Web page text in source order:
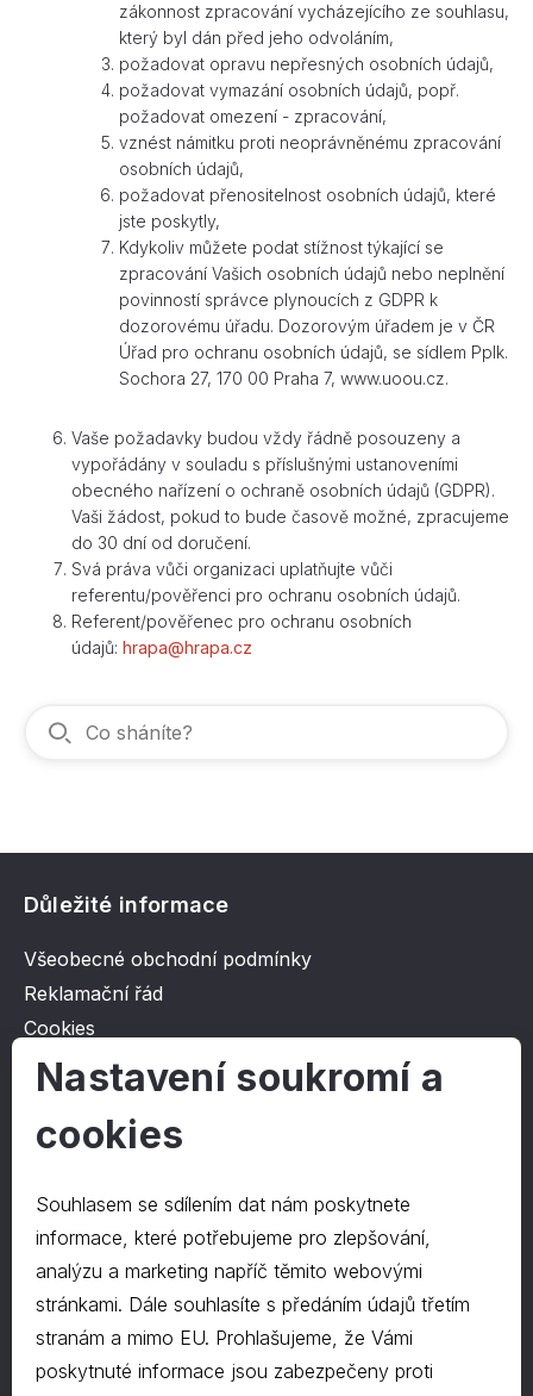
zákonnost zpracování vycházejícího ze souhlasu,
který byl dán před jeho odvoláním,
požadovat opravu nepřesných osobních údajů,
požadovat vymazání osobních údajů, popř.
požadovat omezení - zpracování,
vznést námitku proti neoprávněnému zpracování
osobních údajů,
požadovat přenositelnost osobních údajů, které
jste poskytly,
Kdykoliv můžete podat stížnost týkající se
zpracování Vašich osobních údajů nebo neplnění
povinností správce plynoucích z GDPR k
dozorovému úřadu. Dozorovým úřadem je v ČR
Úřad pro ochranu osobních údajů, se sídlem Pplk.
Sochora 27, 170 00 Praha 7, www.uoou.cz.
Vaše požadavky budou vždy řádně posouzeny a
vypořádány v souladu s příslušnými ustanoveními
obecného nařízení o ochraně osobních údajů (GDPR).
Vaši žádost, pokud to bude časově možné, zpracujeme
do 30 dní od doručení.
Svá práva vůči organizaci uplatňujte vůči
referentu/pověřenci pro ochranu osobních údajů.
Referent/pověřenec pro ochranu osobních
údajů: hrapa@hrapa.cz
Důležité informace
Všeobecné obchodní podmínky
Reklamační řád
Cookies
Ochrana osobních údajů
O společnosti
Kontakt
O nás
Kontakty
577 222 666
Nastavení soukromí a
cookies
Souhlasem se sdílením dat nám poskytnete
informace, které potřebujeme pro zlepšování,
analýzu a marketing napříč těmito webovými
stránkami. Dále souhlasíte s předáním údajů třetím
stranám a mimo EU. Prohlašujeme, že Vámi
poskytnuté informace jsou zabezpečeny proti